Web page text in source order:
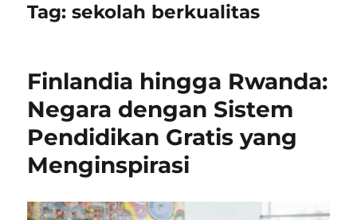
Tag:sekolah berkualitas
Finlandia hingga Rwanda:
Negara dengan Sistem
Pendidikan Gratis yang
Menginspirasi